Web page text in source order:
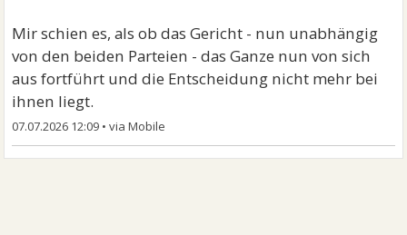
Mir schien es, als ob das Gericht - nun unabhängig
von den beiden Parteien - das Ganze nun von sich
aus fortführt und die Entscheidung nicht mehr bei
ihnen liegt.
07.07.2026 12:09 •